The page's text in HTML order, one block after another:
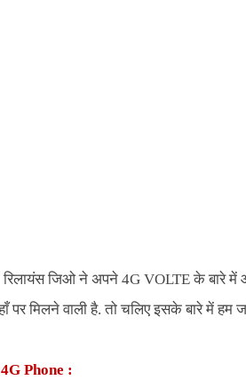
जिओ ने अपने 4G VOLTE के बारे में
पर मिलने वाली है. तो चलिए इसके बारे में हम
4G Phone :